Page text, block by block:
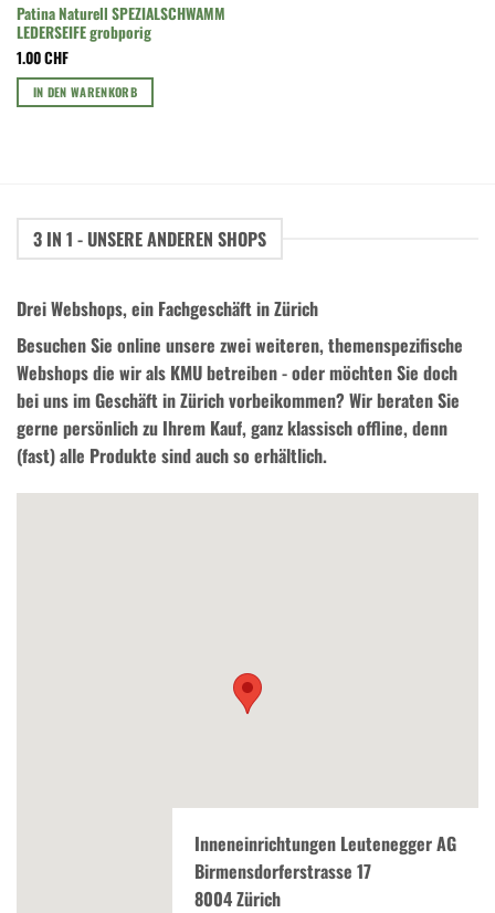
Patina Naturell SPEZIALSCHWAMM
LEDERSEIFE grobporig
1.00CHF
IN DEN WARENKORB
3 IN 1 - UNSERE ANDEREN SHOPS
Drei Webshops, ein Fachgeschäft in Zürich
Besuchen Sie online unsere zwei weiteren, themenspezifische
Webshops die wir als KMU betreiben - oder möchten Sie doch
bei uns im Geschäft in Zürich vorbeikommen? Wir beraten Sie
gerne persönlich zu Ihrem Kauf, ganz klassisch offline, denn
(fast) alle Produkte sind auch so erhältlich.
Inneneinrichtungen Leutenegger AG
Birmensdorferstrasse 17
8004 Zürich